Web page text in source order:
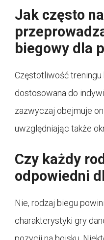
Jak często
biegowy dla
Częstotliwość
dostosowana do
zazwyczaj obejmuje
uwzględniając także
Czy każdy
odpowiedni
Nie, rodzaj biegu
charakterystyki gry